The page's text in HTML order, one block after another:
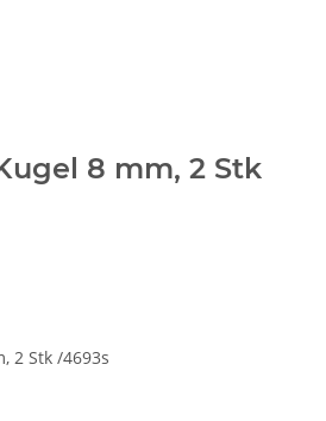
8 mm, 2 Stk
2 Stk /4693s